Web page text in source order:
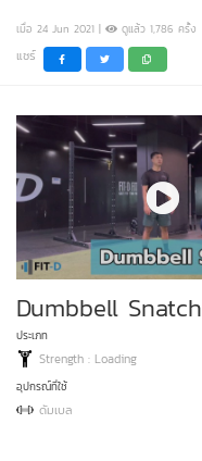
เมื่อ 24 Jun 2021 | ดูแล้ว 1,786 ครั้ง
แชร์
Dumbbell Snatch
ประเภท
Strength : Loading
อุปกรณ์ที่ใช้
ดัมเบล